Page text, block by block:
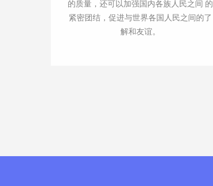
的质量，还可以加强国内各族人民之间 的
紧密团结，促进与世界各国人民之间的了
解和友谊。